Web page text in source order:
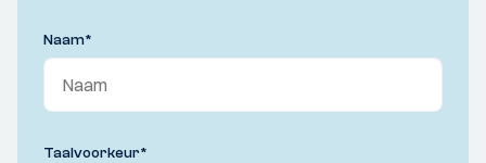
Naam*
Taalvoorkeur*